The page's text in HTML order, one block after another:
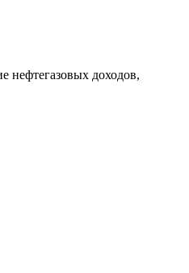
нефтегазовых доходов,